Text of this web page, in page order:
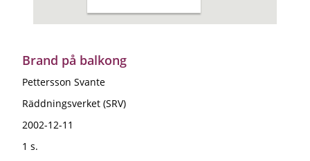
Brand på balkong
Pettersson Svante
Räddningsverket (SRV)
2002-12-11
1 s.